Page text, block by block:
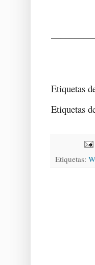
Etiquetas
Etiquetas
Etiquetas: